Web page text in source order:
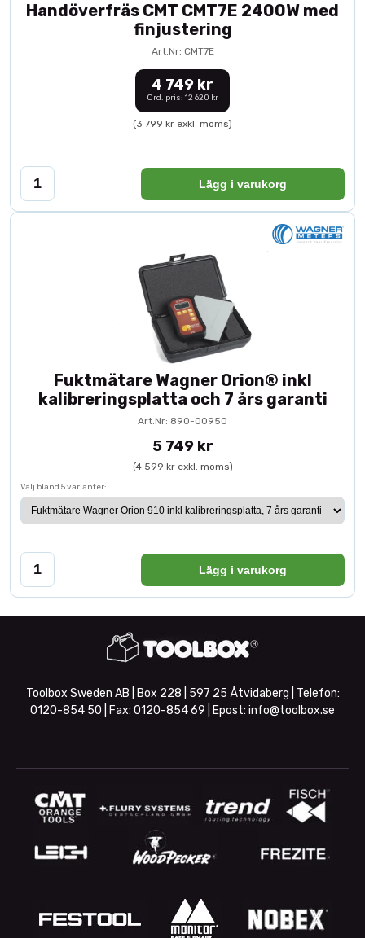
Handöverfräs CMT CMT7E 2400W med
finjustering
Art.Nr: CMT7E
4 749 kr
Ord. pris: 12 620 kr
(3 799 kr exkl. moms)
Lägg i varukorg
Fuktmätare Wagner Orion® inkl
kalibreringsplatta och 7 års garanti
Art.Nr: 890-00950
5 749 kr
(4 599 kr exkl. moms)
Välj bland 5 varianter:
Lägg i varukorg
Toolbox Sweden AB | Box 228 | 597 25 Åtvidaberg | Telefon:
0120-854 50 | Fax: 0120-854 69 | Epost: info@toolbox.se